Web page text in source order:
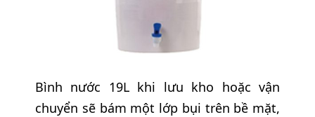
Bình nước 19L khi lưu kho hoặc vận
chuyển sẽ bám một lớp bụi trên bề mặt,